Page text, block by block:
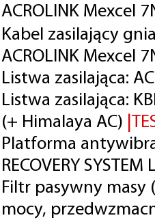
ACROLINK Mexcel
Kabel zasilający
ACROLINK Mexcel
Listwa zasilająca:
Listwa zasilająca:
(+ Himalaya AC)
Platforma
RECOVERY
Filtr pasywny masy
mocy,